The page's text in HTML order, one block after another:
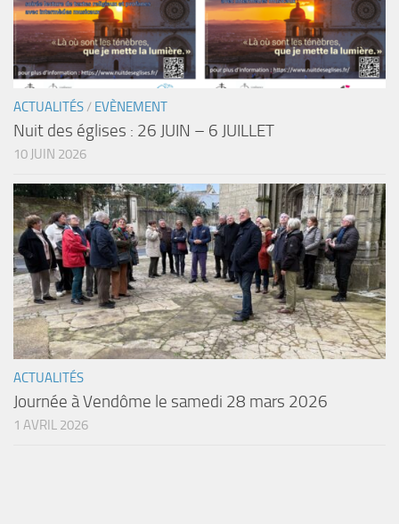
ACTUALITÉS / EVÈNEMENT
Nuit des églises : 26 JUIN – 6 JUILLET
10 JUIN 2026
ACTUALITÉS
Journée à Vendôme le samedi 28 mars 2026
1 AVRIL 2026